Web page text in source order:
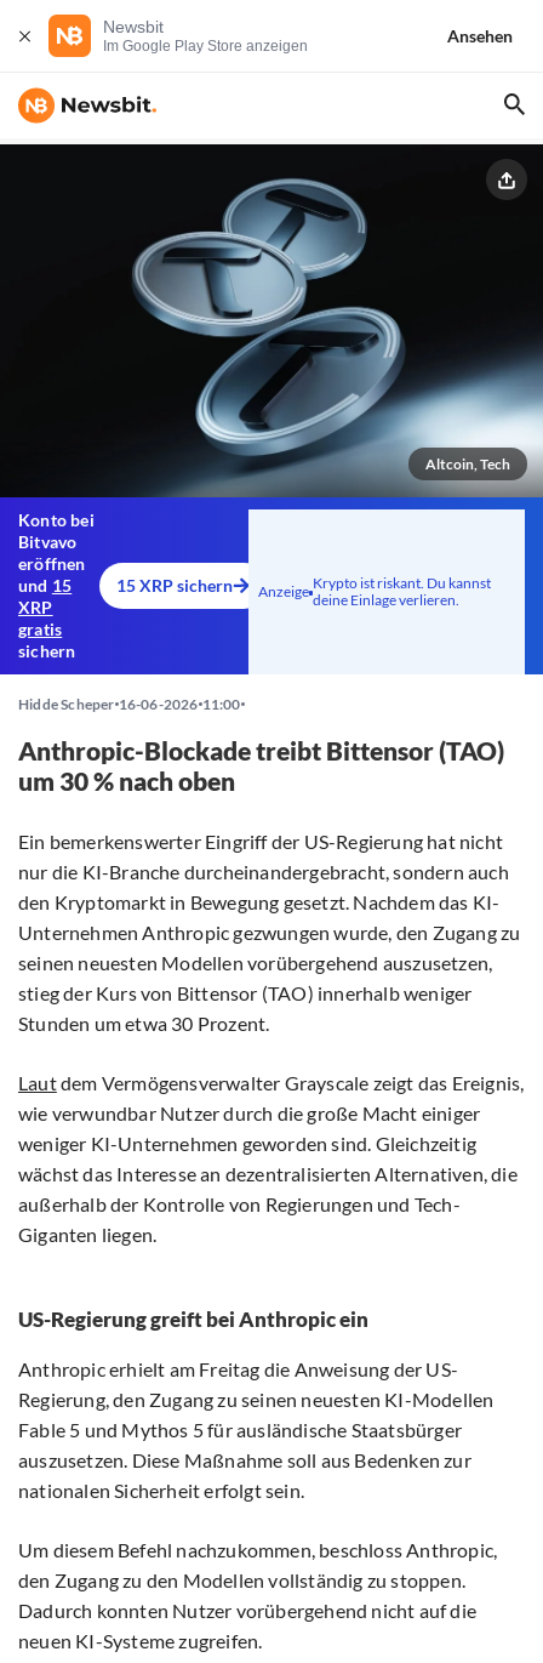
Newsbit
Im Google Play Store anzeigen
Ansehen
Altcoin, Tech
Konto bei
Bitvavo
eröffnen
und 15
XRP
gratis
sichern
15 XRP sichern Anzeige Krypto ist riskant. Du kannst
deine Einlage verlieren.
Hidde Scheper 16-06-2026 11:00
Anthropic-Blockade treibt Bittensor (TAO)
um 30 % nach oben
Ein bemerkenswerter Eingriff der US-Regierung hat nicht
nur die KI-Branche durcheinandergebracht, sondern auch
den Kryptomarkt in Bewegung gesetzt. Nachdem das KI-
Unternehmen Anthropic gezwungen wurde, den Zugang zu
seinen neuesten Modellen vorübergehend auszusetzen,
stieg der Kurs von Bittensor (TAO) innerhalb weniger
Stunden um etwa 30 Prozent.
Lautdem Vermögensverwalter Grayscale zeigt das Ereignis,
wie verwundbar Nutzer durch die große Macht einiger
weniger KI-Unternehmen geworden sind. Gleichzeitig
wächst das Interesse an dezentralisierten Alternativen, die
außerhalb der Kontrolle von Regierungen und Tech-
Giganten liegen.
US-Regierung greift bei Anthropic ein
Anthropic erhielt am Freitag die Anweisung der US-
Regierung, den Zugang zu seinen neuesten KI-Modellen
Fable 5 und Mythos 5 für ausländische Staatsbürger
auszusetzen. Diese Maßnahme soll aus Bedenken zur
nationalen Sicherheit erfolgt sein.
Um diesem Befehl nachzukommen, beschloss Anthropic,
den Zugang zu den Modellen vollständig zu stoppen.
Dadurch konnten Nutzer vorübergehend nicht auf die
neuen KI-Systeme zugreifen.